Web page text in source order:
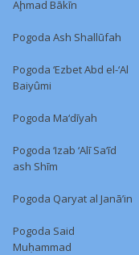
Aḩmad Bākīn
Pogoda Ash Shallūfah
Pogoda ‘Ezbet Abd el-‘Al
Baiyûmi
Pogoda Ma‘dīyah
Pogoda ‘Izab ‘Alī Sa‘īd
ash Shīm
Pogoda Qaryat al Janā’in
Pogoda Said
Muḥammad